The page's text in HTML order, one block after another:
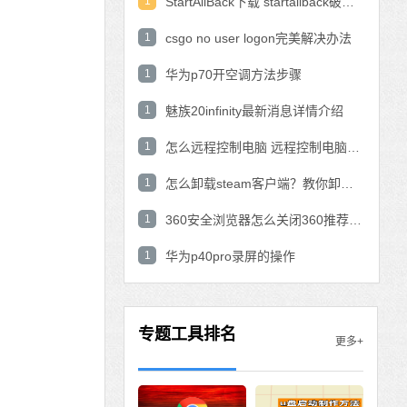
1 csgo no user logon完美解决办法
1 华为p70开空调方法步骤
1 魅族20infinity最新消息详情介绍
1
1
1
1 华为p40pro录屏的操作
专题工具排名 更多+